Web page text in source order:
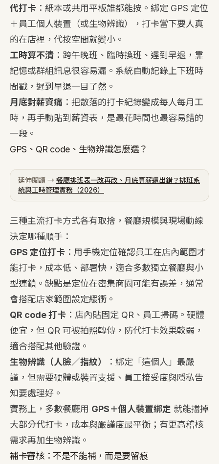
代打卡 ：紙本或共用平板誰都能按。綁定 GPS 定位
＋員工個人裝置（或生物辨識），打卡當下要人真
的在店裡，代按空間就變小。
工時算不清 ：跨午晚班、臨時換班、遲到早退，靠
記憶或群組訊息很容易漏。系統自動記錄上下班時
間戳，遲到早退一目了然。
月底對薪資痛 ：把散落的打卡紀錄變成每人每月工
時，再手動貼到薪資表，是最花時間也最容易錯的
一段。
GPS、QR code、生物辨識怎麼選？
延伸閱讀 → 餐廳排班表一改再改、月底算薪還出錯？排班系
統與工時管理實務（2026）
三種主流打卡方式各有取捨，餐廳規模與現場動線
決定哪種順手：
GPS 定位打卡 ：用手機定位確認員工在店內範圍才
能打卡，成本低、部署快，適合多數獨立餐廳與小
型連鎖。缺點是定位在密集商圈可能有誤差，通常
會搭配店家範圍設定緩衝。
QR code 打卡 ：店內貼固定 QR、員工掃碼。硬體
便宜，但 QR 可被拍照轉傳，防代打卡效果較弱，
適合搭配其他驗證。
生物辨識（人臉／指紋）
：綁定「這個人」最嚴
謹，但需要硬體或裝置支援、員工接受度與隱私告
知要處理好。
實務上，多數餐廳用 GPS＋個人裝置綁定 就能擋掉
大部分代打卡，成本與嚴謹度最平衡；有更高稽核
需求再加生物辨識。
補卡審核：不是不能補，而是要留痕